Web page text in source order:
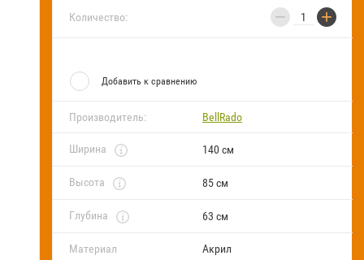
Количество: − +
Добавить к сравнению
Производитель: BellRado
Ширина 140 см
Высота 85 см
Глубина 63 см
Материал Акрил